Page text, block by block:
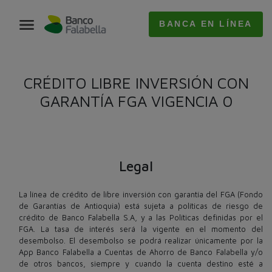
BANCA EN LÍNEA
CRÉDITO LIBRE INVERSIÓN CON
GARANTÍA FGA VIGENCIA 0​
Legal
La línea de crédito de libre inversión con garantía del FGA (Fondo
de Garantías de Antioquia) está sujeta a políticas de riesgo de
crédito de Banco Falabella S.A, y a las Políticas definidas por el
FGA. La tasa de interés será la vigente en el momento del
desembolso. El desembolso se podrá realizar únicamente por la
App Banco Falabella a Cuentas de Ahorro de Banco Falabella y/o
de otros bancos, siempre y cuando la cuenta destino esté a